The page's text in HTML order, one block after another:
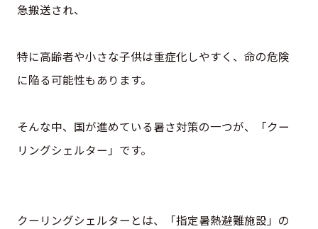
急搬送され、
特に高齢者や小さな子供は重症化しやすく、命の危険
に陥る可能性もあります。
そんな中、国が進めている暑さ対策の一つが、「クー
リングシェルター」です。
クーリングシェルターとは、「指定暑熱避難施設」の